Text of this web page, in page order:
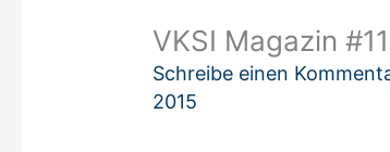
VKSI Magazin
Schreibe einen
2015